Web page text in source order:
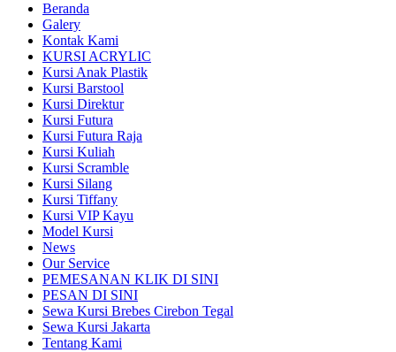
Beranda
Galery
Kontak Kami
KURSI ACRYLIC
Kursi Anak Plastik
Kursi Barstool
Kursi Direktur
Kursi Futura
Kursi Futura Raja
Kursi Kuliah
Kursi Scramble
Kursi Silang
Kursi Tiffany
Kursi VIP Kayu
Model Kursi
News
Our Service
PEMESANAN KLIK DI SINI
PESAN DI SINI
Sewa Kursi Brebes Cirebon Tegal
Sewa Kursi Jakarta
Tentang Kami